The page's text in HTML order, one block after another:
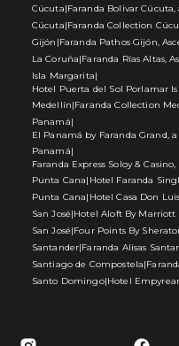
Cúcuta|Faranda Bolivar
Cúcuta|Faranda Collection
Gijón |Faranda Pathos Gijón,
La Coruña|Faranda Rías Altas,
Isla Margarita|
Hotel Puerta del Sol Porlamar
Medellín|Faranda Collection
Panamá|
El Panamá by Faranda Grand,
Panamá|
Faranda Express Soloy &
Punta Cana| Hotel Faranda
Punta Cana| Hotel Casa Don
San José|Hotel Aloft By Marriott
San José|Four Points By
Santander|Faranda Alisas
Santiago de Compostela|
Santo Domingo|Hotel